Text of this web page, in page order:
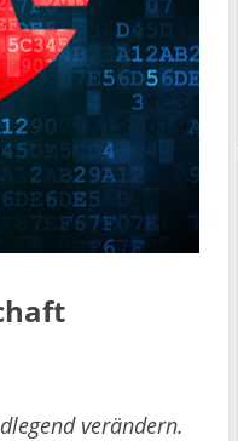
verändern.